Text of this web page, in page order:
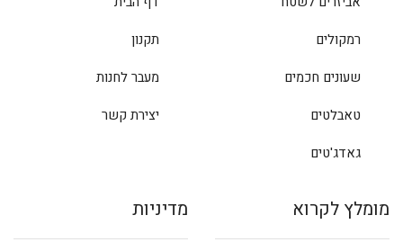
רמקולים
שעונים חכמים
טאבלטים
גאדג'טים
תקנון
מעבר לחנות
יצירת קשר
מומלץ לקרוא מדיניות